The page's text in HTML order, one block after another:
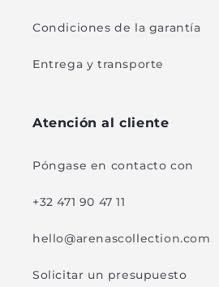
Condiciones de la garantía
Entrega y transporte
Atención al cliente
Póngase en contacto con
+32 471 90 47 11
hello@arenascollection.com
Solicitar un presupuesto